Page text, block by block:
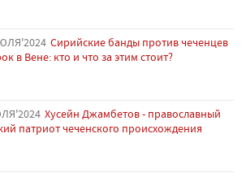
Сирийские банды против чеченцев
в Вене: кто и что за этим стоит?
Хусейн Джамбетов - православный
патриот чеченского происхождения